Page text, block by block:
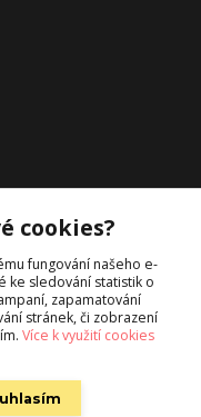
cookies?
fungování našeho e-
ke sledování statistik o
zapamatování
stránek, či zobrazení
Více k využití cookies